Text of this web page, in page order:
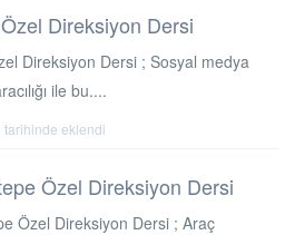
Direksiyon Dersi
Direksiyon Dersi ; Sosyal medya
ile bu....
tarihinde eklendi
Özel Direksiyon Dersi
Özel Direksiyon Dersi ; Araç